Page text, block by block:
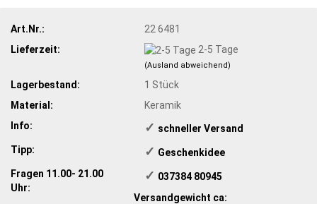
Art.Nr.:
22 6481
Lieferzeit:
2-5 Tage
(Ausland abweichend)
Lagerbestand: 1 Stück
Material:
Keramik
Info:
✓ ​schneller Versand
Tipp:
✓ ​Geschenkidee
Fragen 11.00- 21.00
Uhr:
✓ ​ 037384 80945
Versandgewicht ca: